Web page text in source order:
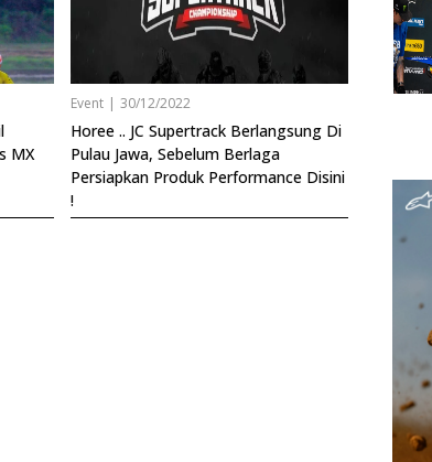
MX
Event | 30/12/2022
Horee .. JC Supertrack Berlangsung Di
Pulau Jawa, Sebelum Berlaga
Persiapkan Produk Performance Disini
!